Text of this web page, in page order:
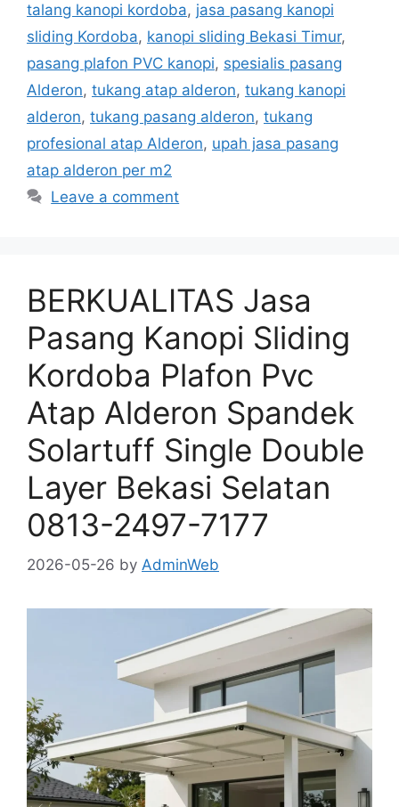
talang kanopi kordoba, jasa pasang kanopi
sliding Kordoba, kanopi sliding Bekasi Timur,
pasang plafon PVC kanopi, spesialis pasang
Alderon, tukang atap alderon, tukang kanopi
alderon, tukang pasang alderon, tukang
profesional atap Alderon, upah jasa pasang
atap alderon per m2
Leave a comment
BERKUALITAS Jasa
Pasang Kanopi Sliding
Kordoba Plafon Pvc
Atap Alderon Spandek
Solartuff Single Double
Layer Bekasi Selatan
0813-2497-7177
2026-05-26 by AdminWeb